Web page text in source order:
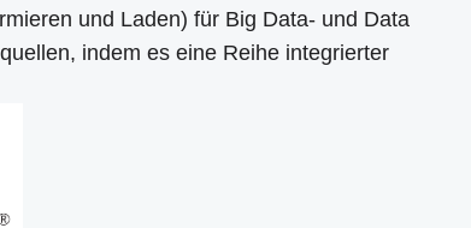
und Laden) für Big Data- und Data
indem es eine Reihe integrierter